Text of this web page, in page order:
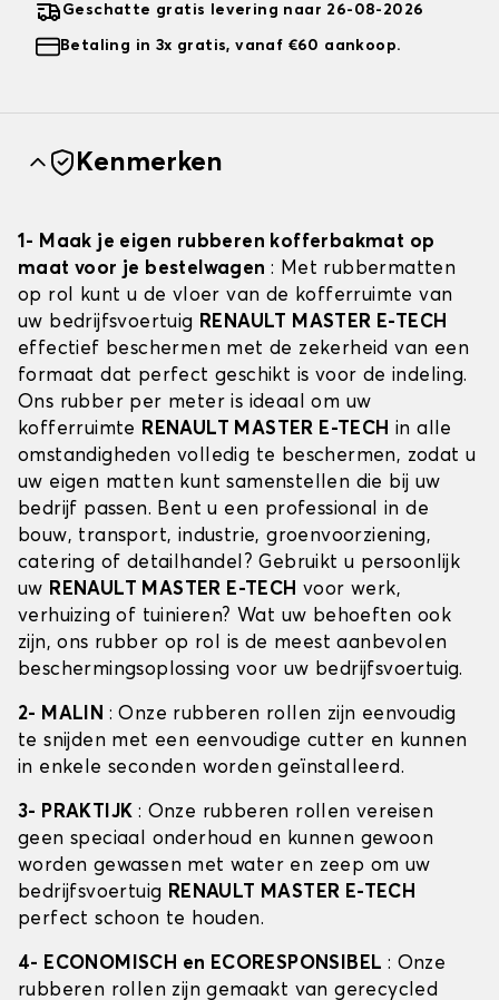
Geschatte gratis levering naar 26-08-2026
Betaling in 3x gratis, vanaf €60 aankoop.
Kenmerken
1- Maak je eigen rubberen kofferbakmat op
maat voor je bestelwagen : Met rubbermatten
op rol kunt u de vloer van de kofferruimte van
uw bedrijfsvoertuig RENAULT MASTER E-TECH
effectief beschermen met de zekerheid van een
formaat dat perfect geschikt is voor de indeling.
Ons rubber per meter is ideaal om uw
kofferruimte RENAULT MASTER E-TECH in alle
omstandigheden volledig te beschermen, zodat u
uw eigen matten kunt samenstellen die bij uw
bedrijf passen. Bent u een professional in de
bouw, transport, industrie, groenvoorziening,
catering of detailhandel? Gebruikt u persoonlijk
uw RENAULT MASTER E-TECH voor werk,
verhuizing of tuinieren? Wat uw behoeften ook
zijn, ons rubber op rol is de meest aanbevolen
beschermingsoplossing voor uw bedrijfsvoertuig.
2- MALIN : Onze rubberen rollen zijn eenvoudig
te snijden met een eenvoudige cutter en kunnen
in enkele seconden worden geïnstalleerd.
3- PRAKTIJK : Onze rubberen rollen vereisen
geen speciaal onderhoud en kunnen gewoon
worden gewassen met water en zeep om uw
bedrijfsvoertuig RENAULT MASTER E-TECH
perfect schoon te houden.
4- ECONOMISCH en ECORESPONSIBEL : Onze
rubberen rollen zijn gemaakt van gerecycled